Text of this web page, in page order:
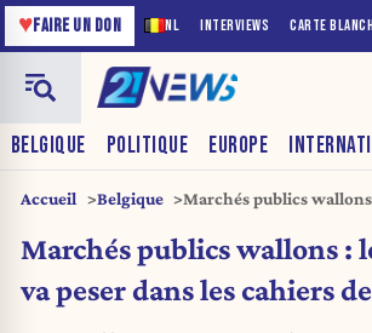
NL INTERVIEWS CARTE
♥FAIRE UN DON
BELGIQUE POLITIQUE EUROPE
Accueil Belgique
Marchés publics
Marchés publics wallons :
va peser dans les cahiers